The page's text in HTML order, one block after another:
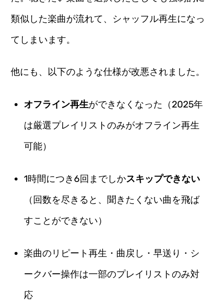
類似した楽曲が流れて、シャッフル再生になっ
てしまいます。
他にも、以下のような仕様が改悪されました。
オフライン再生ができなくなった（2025年
は厳選プレイリストのみがオフライン再生
可能）
1時間につき6回までしかスキップできない
（回数を尽きると、聞きたくない曲を飛ば
すことができない）
楽曲のリピート再生・曲戻し・早送り・シ
ークバー操作は一部のプレイリストのみ対
応